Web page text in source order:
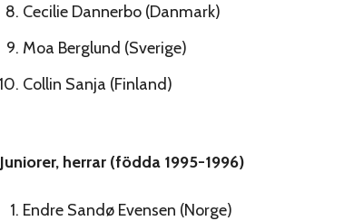
Cecilie Dannerbo (Danmark)
Moa Berglund (Sverige)
Collin Sanja (Finland)
Juniorer, herrar (födda 1995-1996)
Endre Sandø Evensen (Norge)